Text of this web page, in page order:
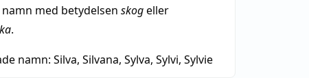
med betydelsen skogeller
.
namn: Silva, Silvana, Sylva, Sylvi, Sylvie